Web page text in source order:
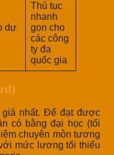
dự
Thủ tục
nhanh
gọn cho
các công
ty đa
quốc gia
nhất. Để đạt được
có bằng đại học (tối
chuyên môn tương
mức lương tối thiểu